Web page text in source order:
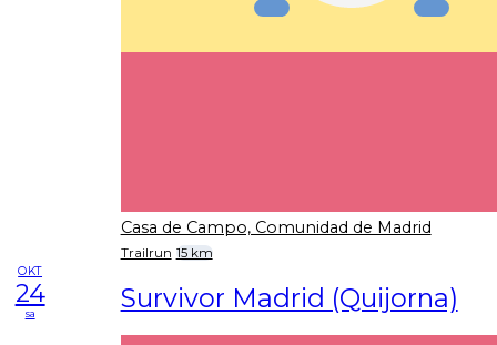
Casa de Campo, Comunidad de Madrid
Trailrun 15 km
OKT
24
sa Survivor Madrid (Quijorna)